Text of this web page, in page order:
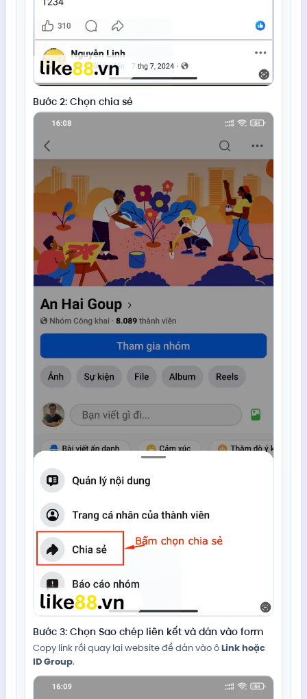
Bước 2: Chọn chia sẻ
Bước 3: Chọn Sao chép liên kết và dán vào form
Copy link rồi quay lại website để dán vào ôLink hoặc
ID Group.